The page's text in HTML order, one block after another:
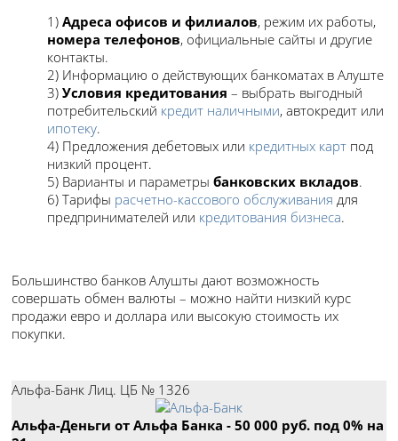
1)Адреса офисов и филиалов, режим их работы,
номера телефонов, официальные сайты и другие
контакты.
2) Информацию о действующих банкоматах в Алуште
3)Условия кредитования – выбрать выгодный
потребительский кредит наличными, автокредит или
ипотеку.
4) Предложения дебетовых или кредитных карт под
низкий процент.
5) Варианты и параметрыбанковских вкладов.
6) Тарифы расчетно-кассового обслуживания для
предпринимателей или кредитования бизнеса.
Большинство банков Алушты дают возможность
совершать обмен валюты – можно найти низкий курс
продажи евро и доллара или высокую стоимость их
покупки.
Альфа-Банк Лиц. ЦБ № 1326
Альфа-Деньги от Альфа Банка - 50 000 руб. под 0% на